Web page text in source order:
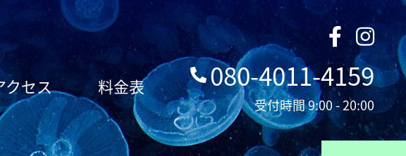
クセス 料金表 080-4011-4159
受付時間 9:00 - 20:00